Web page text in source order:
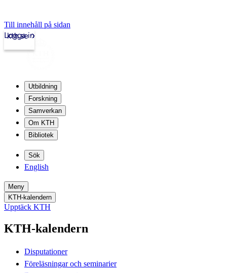
Till innehåll på sidan
kth.se
Logga in
Utbildning
Forskning
Samverkan
Om KTH
Bibliotek
Sök
English
Meny
KTH-kalendern
Upptäck KTH
KTH-kalendern
Disputationer
Föreläsningar och seminarier